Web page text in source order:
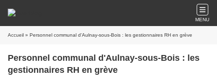
MENU
Accueil » Personnel communal d'Aulnay-sous-Bois : les gestionnaires RH en grève
Personnel communal d'Aulnay-sous-Bois : les
gestionnaires RH en grève